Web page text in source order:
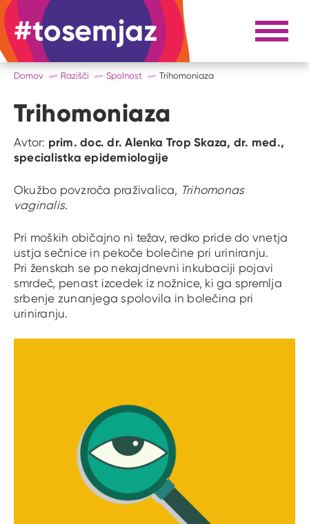
#tosemjaz #to sem jaz Razpri
Domov Razišči Spolnost Trihomoniaza
Trihomoniaza
Avtor: prim. doc. dr. Alenka Trop Skaza, dr. med.,
specialistka epidemiologije
Okužbo povzroča praživalica, Trihomonas
vaginalis.
Pri moških običajno ni težav, redko pride do vnetja
ustja sečnice in pekoče bolečine pri uriniranju.
Pri ženskah se po nekajdnevni inkubaciji pojavi
smrdeč, penast izcedek iz nožnice, ki ga spremlja
srbenje zunanjega spolovila in bolečina pri
uriniranju.